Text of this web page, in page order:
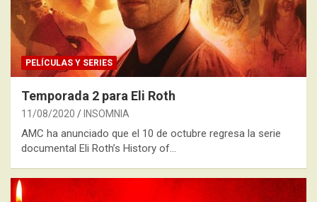
PELÍCULAS Y SERIES
Temporada 2 para Eli Roth
11/08/2020 INSOMNIA
AMC ha anunciado que el 10 de octubre regresa la serie
documental Eli Roth’s History of…